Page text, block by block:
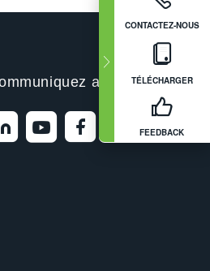
CONTACTEZ-NOUS
TÉLÉCHARGER
FEEDBACK
avec nous